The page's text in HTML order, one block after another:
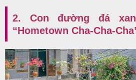
2. Con đường đá
“Hometown Cha-Cha-